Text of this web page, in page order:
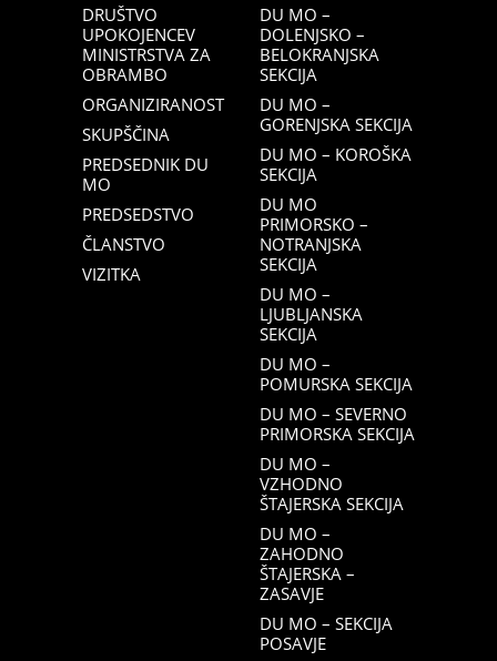
DRUŠTVO
UPOKOJENCEV
MINISTRSTVA ZA
OBRAMBO
ORGANIZIRANOST
SKUPŠČINA
PREDSEDNIK DU
MO
PREDSEDSTVO
ČLANSTVO
VIZITKA
DU MO –
DOLENJSKO –
BELOKRANJSKA
SEKCIJA
DU MO –
GORENJSKA SEKCIJA
DU MO – KOROŠKA
SEKCIJA
DU MO
PRIMORSKO –
NOTRANJSKA
SEKCIJA
DU MO –
LJUBLJANSKA
SEKCIJA
DU MO –
POMURSKA SEKCIJA
DU MO – SEVERNO
PRIMORSKA SEKCIJA
DU MO –
VZHODNO
ŠTAJERSKA SEKCIJA
DU MO –
ZAHODNO
ŠTAJERSKA –
ZASAVJE
DU MO – SEKCIJA
POSAVJE